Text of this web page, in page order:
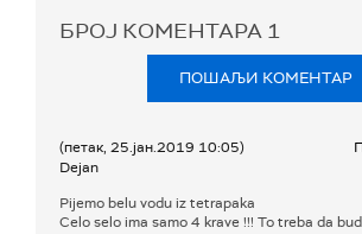
БРОЈ КОМЕНТАРА 1
ПОШАЉИ КОМЕНТАР
(петак, 25.јан.2019 10:05)
Dejan
Pijemo belu vodu iz tetrapaka
Celo selo ima samo 4 krave !!! To treba da